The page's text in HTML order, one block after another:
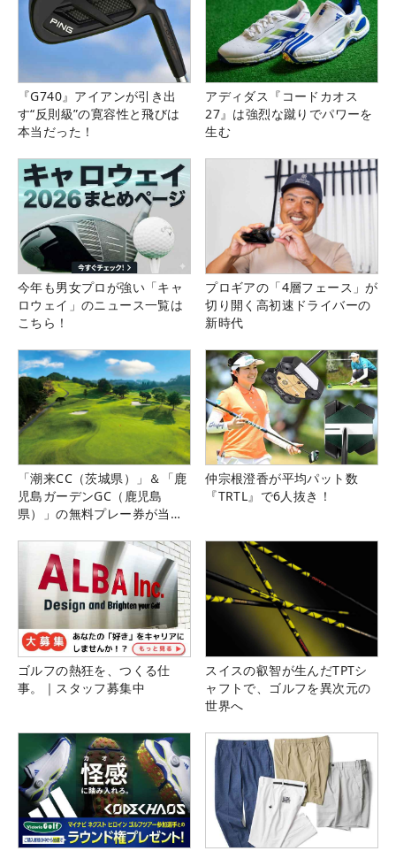
『G740』アイアンが引き出
す“反則級”の寛容性と飛びは
本当だった！
アディダス『コードカオス
27』は強烈な蹴りでパワーを
生む
今年も男女プロが強い「キャ
ロウェイ」のニュース一覧は
こちら！
プロギアの「4層フェース」が
切り開く高初速ドライバーの
新時代
「潮来CC（茨城県）」＆「鹿
児島ガーデンGC（鹿児島
県）」の無料プレー券が当た
仲宗根澄香が平均パット数
『TRTL』で6人抜き！
ゴルフの熱狂を、つくる仕
事。｜スタッフ募集中
スイスの叡智が生んだTPTシ
ャフトで、ゴルフを異次元の
世界へ